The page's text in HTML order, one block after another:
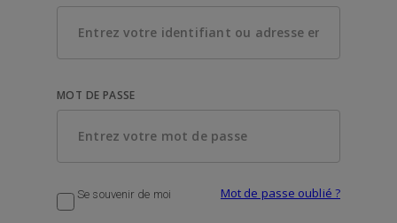
MOT DE PASSE
Se souvenir de moi Mot de passe oublié ?